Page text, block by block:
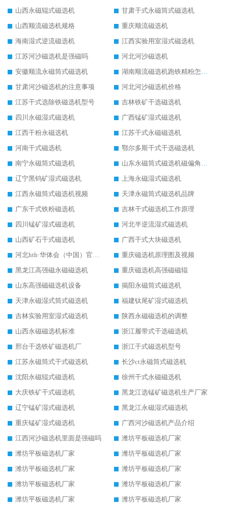
山西永磁辊式磁选机
甘肃干式永磁筒式磁选机
山西顺流磁选机规格
重庆顺流磁选机
海南湿式逆流磁选机
江西实验用室湿式磁选机
江苏河沙磁选机是强磁吗
河北河沙磁选机
安徽顺流永磁筒式磁选机
湖南顺流磁选机跑铁精粉怎么处理
甘肃河沙磁选机的注意事项
河北河沙磁选机价格
江苏干式选除铁磁选机型号
吉林铁矿干选磁选机
四川永磁湿式磁选机
广西锰矿湿式磁选机
江西干粉永磁选机
江苏干式永磁磁选机
河南干式磁选机
鄂尔多斯干式干选磁选机
南宁永磁筒式磁选机
山东永磁筒式磁选机磁偏角怎么调整
辽宁黑钨矿湿式磁选机
上海永磁湿式磁选机
江西永磁筒式磁选机视频
天津永磁筒式磁选机品牌
广东干式铁粉磁选机
吉林干式磁选机工作原理
四川锰矿湿式磁选机
河北半逆流湿式磁选机
山西矿石干式磁选机
广西干式大块磁选机
河北hth·华体会（中国）官方网站-hth.com 工作视频
重庆磁选机原理图及视频
黑龙江高强磁永磁磁选机
重庆磁选机高强磁磁辊
山东高强磁磁选机设备
揭阳永磁筒式磁选机
天津永磁湿式筒式磁选机
福建钛尾矿湿式磁选机
吉林实验用室湿式磁选机
陕西永磁磁选机的调整
山西永磁磁选机标准
浙江履带式干选磁选机
邢台干选铁矿磁选机厂
浙江干式磁选机型号
江苏永磁筒式干式磁选机
长沙ct永磁筒式磁选机
沈阳永磁辊式磁选机
徐州干式永磁磁选机
大庆铁矿干式磁选机
黑龙江选锰矿磁选机生产厂家
辽宁锰矿湿式磁选机
黑龙江永磁湿式磁选机
重庆锰矿湿式磁选机
广西河沙磁选机产品介绍
江西河沙磁选机里面是强磁吗
潍坊平板磁选机厂家
潍坊平板磁选机厂家
潍坊平板磁选机厂家
潍坊平板磁选机厂家
潍坊平板磁选机厂家
潍坊平板磁选机厂家
潍坊平板磁选机厂家
潍坊平板磁选机厂家
潍坊平板磁选机厂家